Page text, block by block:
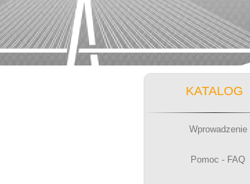
KATALOG
Wprowadzenie
Pomoc - FAQ